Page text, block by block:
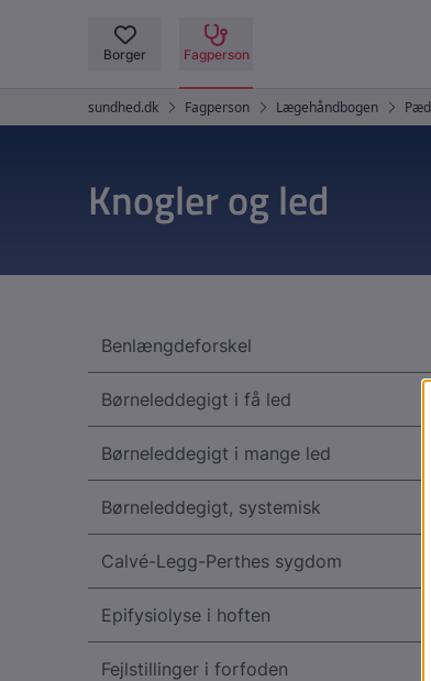
Knogler og led
Benlængdeforskel
Børneleddegigt i få led
Børneleddegigt i mange led
Børneleddegigt, systemisk
Calvé-Legg-Perthes sygdom
Epifysiolyse i hoften
Fejlstillinger i forfoden